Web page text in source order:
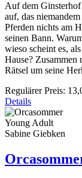
Auf dem
auf, das
Pferden nichts am
seinen Bann.
wieso scheint es,
Hause? Zusammen
Rätsel um seine
Regulärer Preis:
Details
Young Adult
Sabine Giebken